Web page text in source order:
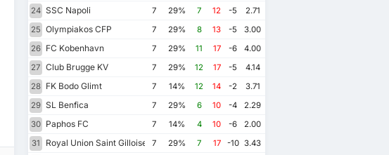
24 SSC Napoli 7 29% 7 12 -5
2.71
25 Olympiakos CFP 7 29% 8 13 -5
3.00
26 FC Kobenhavn 7 29% 11 17 -6
4.00
27 Club Brugge KV 7 29% 12 17 -5
4.14
28 FK Bodo Glimt 7 14% 12 14 -2
3.71
29 SL Benfica 7 29% 6 10 -4
2.29
30 Paphos FC 7 14% 4 10 -6
2.00
31
Royal Union Saint Gilloise 7 29% 7 17 -10 3.43